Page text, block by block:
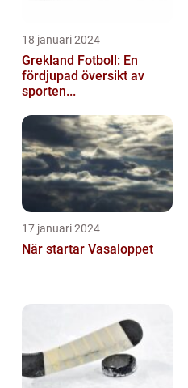
18 januari 2024
Grekland Fotboll: En
fördjupad översikt av
sporten...
17 januari 2024
När startar Vasaloppet